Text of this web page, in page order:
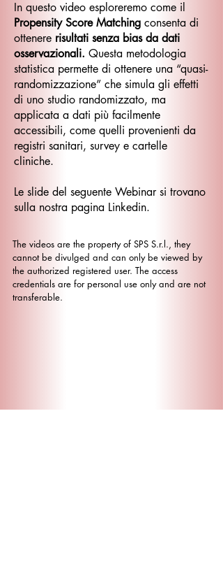
In questo video esploreremo come il
Propensity Score Matching consenta di
ottenere risultati senza bias da dati
osservazionali. Questa metodologia
statistica permette di ottenere una “quasi-
randomizzazione” che simula gli effetti
di uno studio randomizzato, ma
applicata a dati più facilmente
accessibili, come quelli provenienti da
registri sanitari, survey e cartelle
cliniche.
Le slide del seguente Webinar si trovano
sulla nostra pagina Linkedin.
The videos are the property of SPS S.r.l., they
cannot be divulged and can only be viewed by
the authorized registered user. The access
credentials are for personal use only and are not
transferable.